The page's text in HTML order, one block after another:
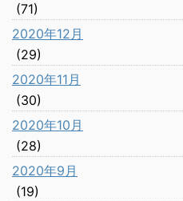
(71)
2020年12月
(29)
2020年11月
(30)
2020年10月
(28)
2020年9月
(19)